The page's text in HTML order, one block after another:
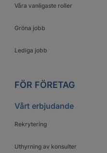
Våra vanligaste roller
Gröna jobb
Lediga jobb
FÖR FÖRETAG
Vårt erbjudande
Rekrytering
Uthyrning av konsulter